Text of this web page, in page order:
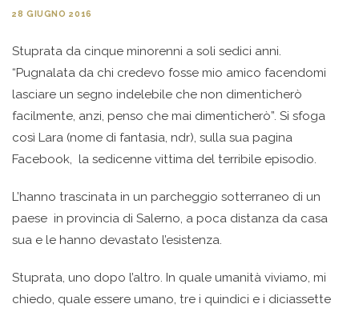
28 GIUGNO 2016
Stuprata da cinque minorenni a soli sedici anni.
“Pugnalata da chi credevo fosse mio amico facendomi
lasciare un segno indelebile che non dimenticherò
facilmente, anzi, penso che mai dimenticherò”. Si sfoga
così Lara (nome di fantasia, ndr), sulla sua pagina
Facebook, la sedicenne vittima del terribile episodio.
L’hanno trascinata in un parcheggio sotterraneo di un
paese in provincia di Salerno, a poca distanza da casa
sua e le hanno devastato l’esistenza.
Stuprata, uno dopo l’altro. In quale umanità viviamo, mi
chiedo, quale essere umano, tre i quindici e i diciassette